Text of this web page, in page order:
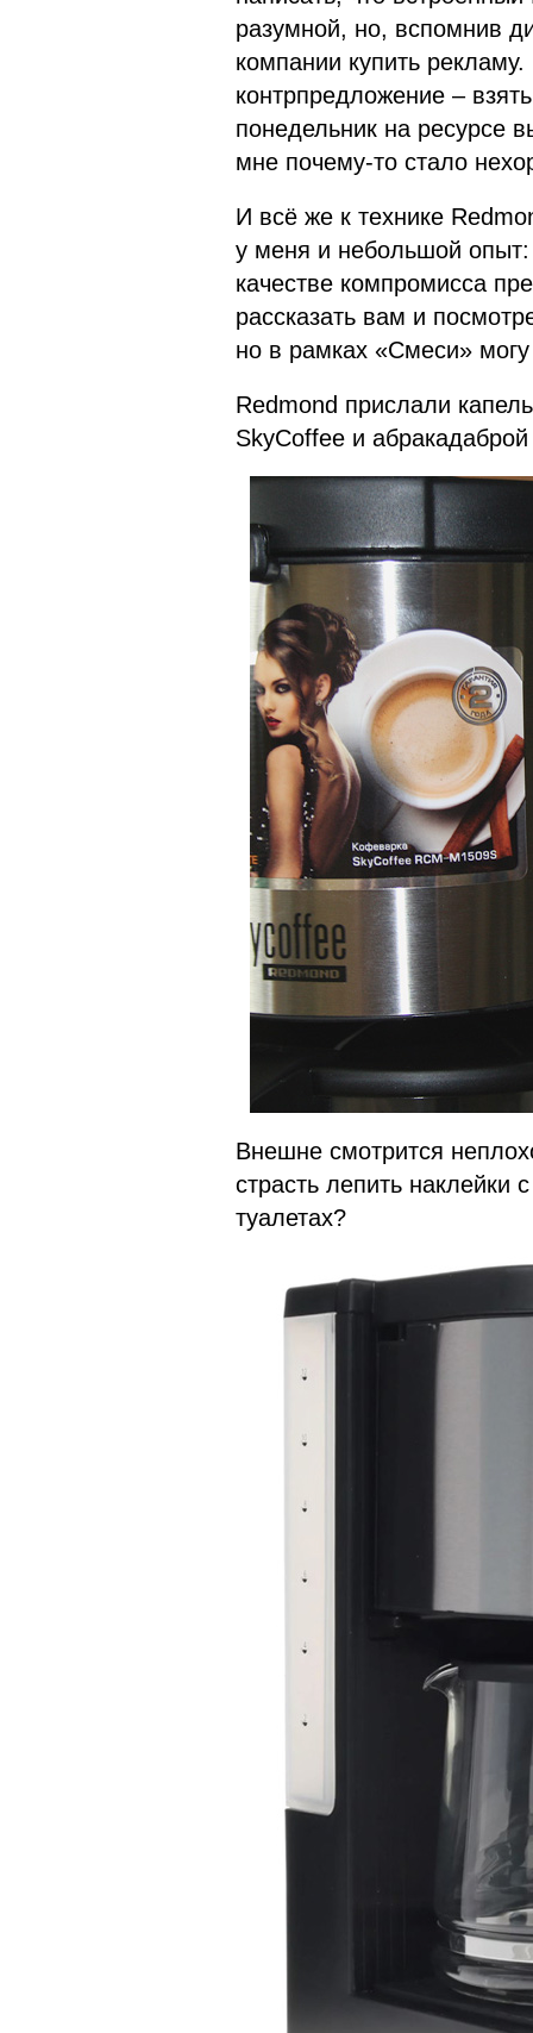
разумной, но, вспомнив
компании купить
контрпредложение –
понедельник на ресурсе
мне почему-то стало
И всё же к технике
у меня и небольшой опыт:
качестве компромисса
рассказать вам и
но в рамках «Смеси»
Redmond прислали
SkyCoffee и
Внешне смотрится
страсть лепить наклейки
туалетах?